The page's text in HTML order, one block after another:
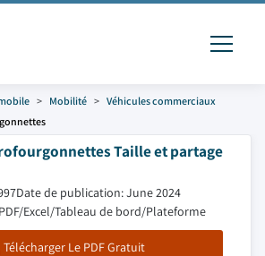
Mobilité
Véhicules commerciaux
Taille et partage
Date de publication: June 2024
Excel/Tableau de bord/Plateforme
Télécharger Le PDF Gratuit